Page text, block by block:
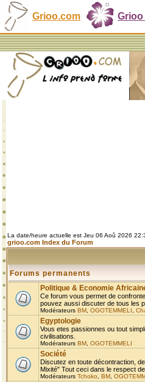
Grioo.com Grioo
La date/heure actuelle est Jeu 06 Aoû 2026
grioo.com Index du Forum
Forums permanents
Politique & Economie
Ce forum vous permet de
pouvez aussi discuter de tous les
Modérateurs BM OGOTEMMELI
Egyptologie
Vous etes passionnes ou tout
civilisations.
Modérateurs BM OGOTEMMELI
Société
Discutez en toute décontraction,
Mixité" Tout ceci dans le respect
Modérateurs Tchoko BM